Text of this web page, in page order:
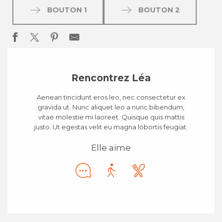
BOUTON 1 BOUTON 2
Rencontrez Léa
Aenean tincidunt eros leo, nec consectetur ex
gravida ut. Nunc aliquet leo a nunc bibendum,
vitae molestie mi laoreet. Quisque quis mattis
justo. Ut egestas velit eu magna lobortis feugiat.
Elle aime